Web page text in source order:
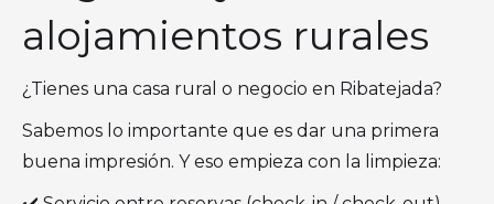
alojamientos rurales
¿Tienes una casa rural o negocio en Ribatejada?
Sabemos lo importante que es dar una primera
buena impresión. Y eso empieza con la limpieza: